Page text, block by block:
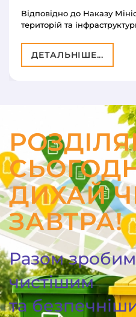
Відповідно до Наказу
територій та
ДЕТАЛЬНІШЕ...
ДИХАЙ
ЗАВТРА!
Разом
чистішим
та